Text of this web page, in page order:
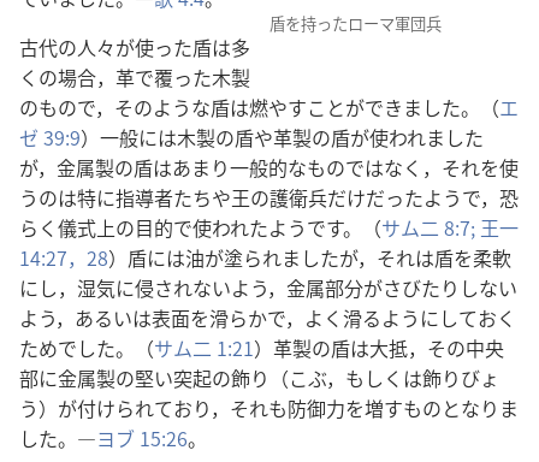
盾を持ったローマ軍団兵
古代の人々が使った盾は多
くの場合，革で覆った木製
のもので，そのような盾は燃やすことができました。（エ
ゼ 39:9）一般には木製の盾や革製の盾が使われました
が，金属製の盾はあまり一般的なものではなく，それを使
うのは特に指導者たちや王の護衛兵だけだったようで，恐
らく儀式上の目的で使われたようです。（サム二 8:7; 王一
14:27，28）盾には油が塗られましたが，それは盾を柔軟
にし，湿気に侵されないよう，金属部分がさびたりしない
よう，あるいは表面を滑らかで，よく滑るようにしておく
ためでした。（サム二 1:21）革製の盾は大抵，その中央
部に金属製の堅い突起の飾り（こぶ，もしくは飾りびょ
う）が付けられており，それも防御力を増すものとなりま
した。―ヨブ 15:26。